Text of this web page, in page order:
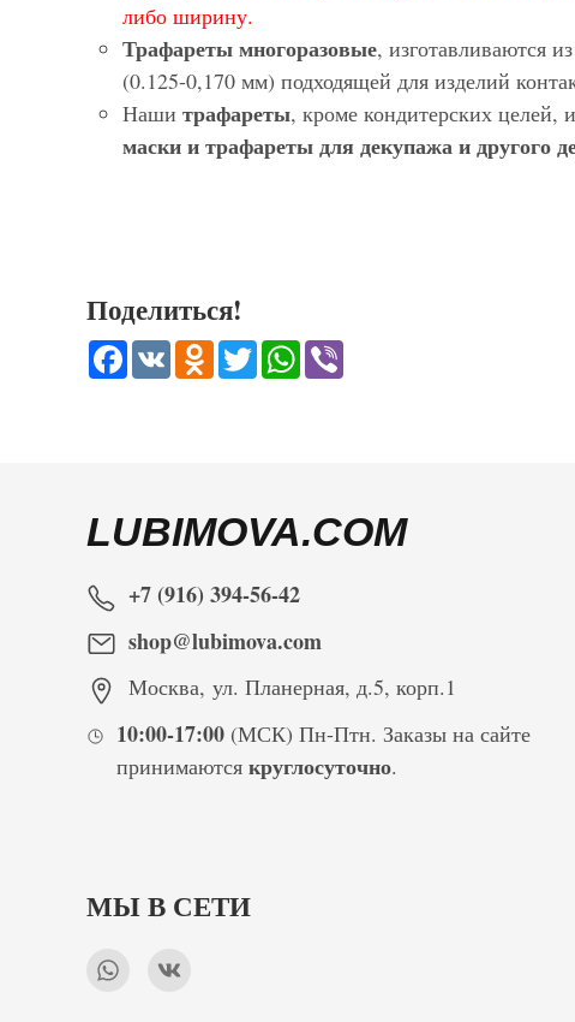
либо ширину.
Трафареты многоразовые, изготавливаются
(0.125-0,170 мм) подходящей для изделий
Наши трафареты, кроме кондитерских целей,
маски и трафареты для декупажа и другого
Поделиться!
Facebook
VK Odnoklassniki
TwitterWhatsApp
LUBIMOVA.COM
+7 (916) 394-56-42
shop@lubimova.com
Москва, ул. Планерная, д.5, корп.1
10:00-17:00(МСК) Пн-Птн. Заказы на сайте
принимаются круглосуточно.
МЫ В СЕТИ